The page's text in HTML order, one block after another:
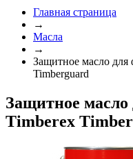
Главная страница
→
Масла
→
Защитное масло для
Timberguard
Защитное масло
Timberex